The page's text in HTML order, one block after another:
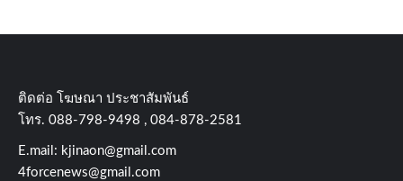
ติดต่อ​ โฆษณา​ ประชาสัมพันธ์
โทร​. 088-798-9498 , 084-878-2581
E.mail: kjinaon@gmail.com
4forcenews@gmail.com